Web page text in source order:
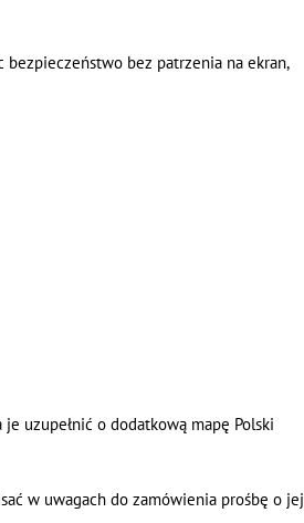
bezpieczeństwo bez patrzenia na ekran,
uzupełnić o dodatkową mapę Polski
w uwagach do zamówienia prośbę o jej